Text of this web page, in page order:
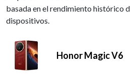
basada en el rendimiento histórico
dispositivos.
Honor Magic V6